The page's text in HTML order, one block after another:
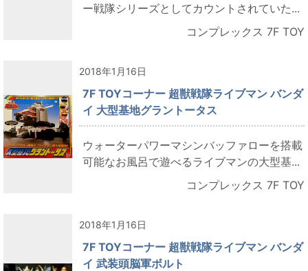
ー戦隊シリーズとしてカウントされていた...
コンプレックス 7F TOY
2018年1月16日
7F TOYコーナー 超獣戦隊ライブマン バンダ
イ 大型基地グラントータス
ウォーターパワーマシンバッファローを搭載
可能なお風呂で遊べるライブマンの大型基...
コンプレックス 7F TOY
2018年1月16日
7F TOYコーナー 超獣戦隊ライブマン バンダ
イ 武装頭脳軍ボルト